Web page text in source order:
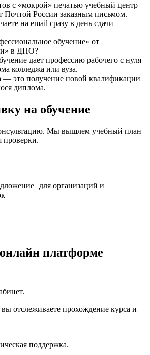
с «мокрой» печатью учебный центр
Почтой России заказным письмом.
на email сразу в день сдачи
обучение» от
в ДПО?
дает профессию рабочего с нуля
колледжа или вуза.
— это получение новой квалификации
диплома.
на обучение
Мы вышлем учебный план
для организаций и
платформе
отслеживаете прохождение курса и
поддержка.